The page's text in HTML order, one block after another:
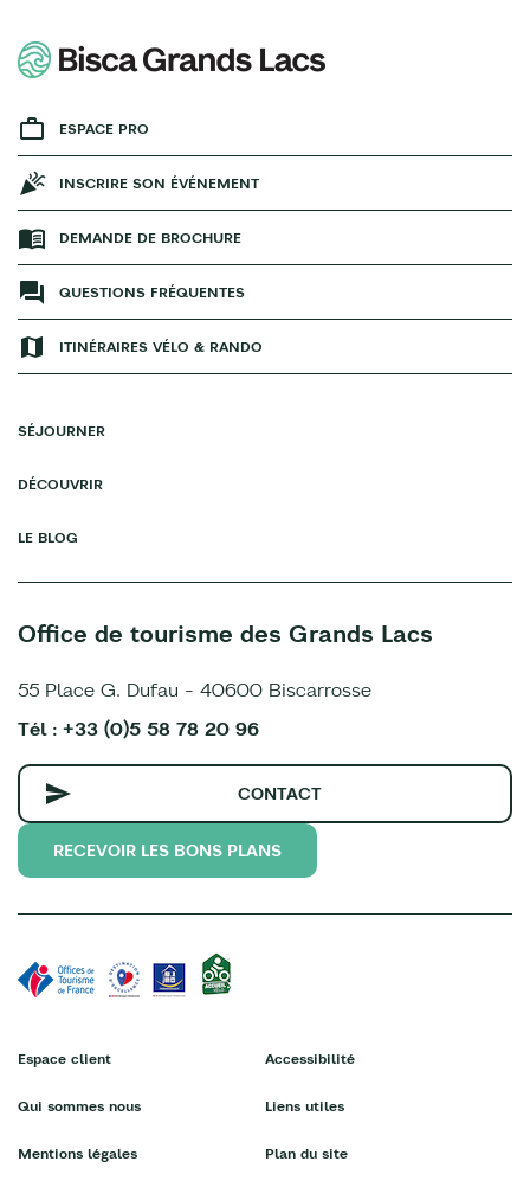
ESPACE PRO
INSCRIRE SON ÉVÉNEMENT
DEMANDE DE BROCHURE
QUESTIONS FRÉQUENTES
ITINÉRAIRES VÉLO & RANDO
SÉJOURNER
DÉCOUVRIR
LE BLOG
Office de tourisme des Grands Lacs
55 Place G. Dufau - 40600 Biscarrosse
Tél : +33 (0)5 58 78 20 96
CONTACT
RECEVOIR LES BONS PLANS
Espace client
Qui sommes nous
Mentions légales
Accessibilité
Liens utiles
Plan du site